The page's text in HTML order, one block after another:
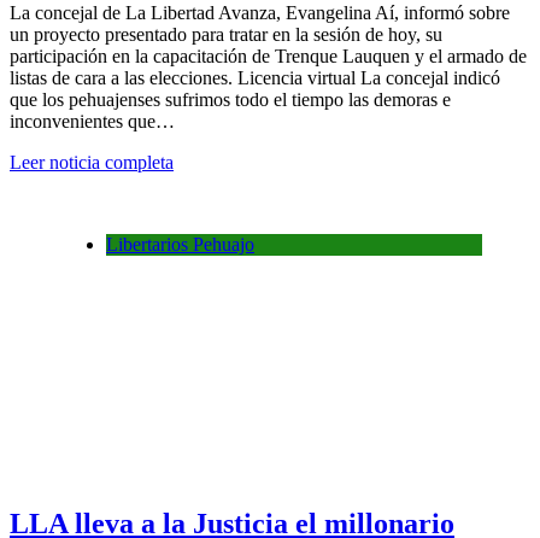
La concejal de La Libertad Avanza, Evangelina Aí, informó sobre
un proyecto presentado para tratar en la sesión de hoy, su
participación en la capacitación de Trenque Lauquen y el armado de
listas de cara a las elecciones. Licencia virtual La concejal indicó
que los pehuajenses sufrimos todo el tiempo las demoras e
inconvenientes que…
Leer noticia completa
Libertarios Pehuajo
LLA lleva a la Justicia el millonario